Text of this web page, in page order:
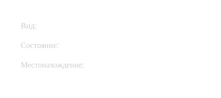
Вид:
Состояние:
Местонахождение: